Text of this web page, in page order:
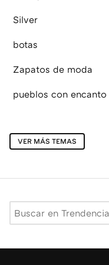
Silver
botas
Zapatos de moda
pueblos con encanto
VER MÁS TEMAS